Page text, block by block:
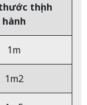
thịnh
hành
1m
1m2